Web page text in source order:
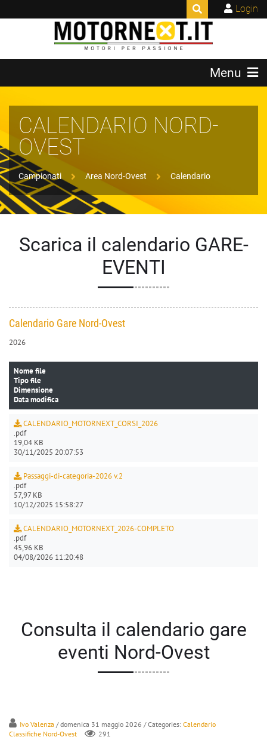
Login
Menu
CALENDARIO NORD-
OVEST
Campionati Area Nord-Ovest Calendario
Scarica il calendario GARE-
EVENTI
Calendario Gare Nord-Ovest
2026
Nome file
Tipo file
Dimensione
Data modifica
CALENDARIO_MOTORNEXT_CORSI_2026
.pdf
19,04 KB
30/11/2025 20:07:53
Passaggi-di-categoria-2026 v.2
.pdf
57,97 KB
10/12/2025 15:58:27
CALENDARIO_MOTORNEXT_2026-COMPLETO
.pdf
45,96 KB
04/08/2026 11:20:48
Consulta il calendario gare
eventi Nord-Ovest
Ivo Valenza / domenica 31 maggio 2026 / Categories: Calendario
Classifiche Nord-Ovest
291